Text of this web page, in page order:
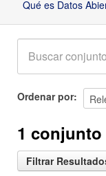
Qué es Datos
Ordenar por
1
Filtrar